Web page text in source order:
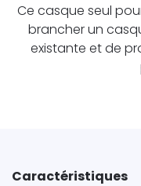
Ce casque seul
brancher un
existante et de
Caractéristiques